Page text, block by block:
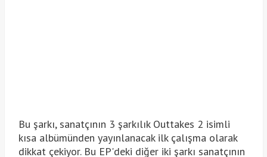
Bu şarkı, sanatçının 3 şarkılık Outtakes 2 isimli
kısa albümünden yayınlanacak ilk çalışma olarak
dikkat çekiyor. Bu EP'deki diğer iki şarkı sanatçının